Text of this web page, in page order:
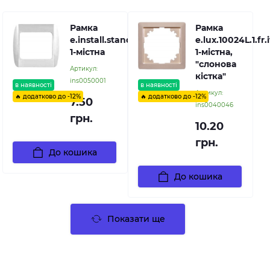
в наявності
🔥 додатково до -12%
Рамка
e.install.stand.frame.1
1-містна
Артикул:
ins0050001
7.50
грн.
До кошика
в наявності
🔥 додатково до -12%
Рамка
1-містна,
"слонова
кістка"
Артикул:
ins0040046
10.20
грн.
До кошика
Показати ще